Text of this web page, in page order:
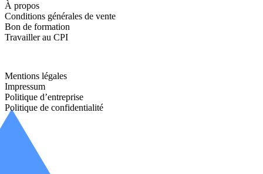
À propos
Conditions générales de vente
Bon de formation
Travailler au CPI
Mentions légales
Impressum
Politique d’entreprise
Politique de confidentialité